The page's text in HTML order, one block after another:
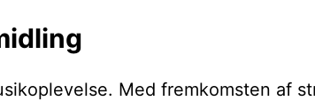
Med fremkomsten